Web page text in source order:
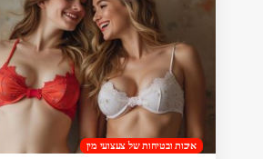
איכות ובטיחות של צעצועי מין